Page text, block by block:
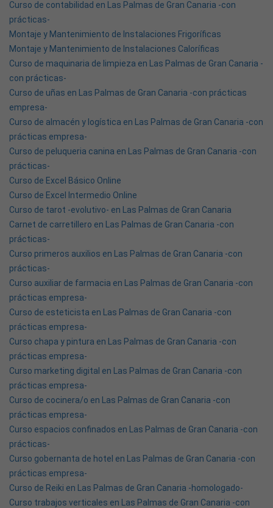
Curso de contabilidad en Las Palmas de Gran Canaria -con
prácticas-
Montaje y Mantenimiento de Instalaciones Frigoríficas
Montaje y Mantenimiento de Instalaciones Caloríficas
Curso de maquinaria de limpieza en Las Palmas de Gran Canaria -
con prácticas-
Curso de uñas en Las Palmas de Gran Canaria -con prácticas
empresa-
Curso de almacén y logística en Las Palmas de Gran Canaria -con
prácticas empresa-
Curso de peluqueria canina en Las Palmas de Gran Canaria -con
prácticas-
Curso de Excel Básico Online
Curso de Excel Intermedio Online
Curso de tarot -evolutivo- en Las Palmas de Gran Canaria
Carnet de carretillero en Las Palmas de Gran Canaria -con
prácticas-
Curso primeros auxilios en Las Palmas de Gran Canaria -con
prácticas-
Curso auxiliar de farmacia en Las Palmas de Gran Canaria -con
prácticas empresa-
Curso de esteticista en Las Palmas de Gran Canaria -con
prácticas empresa-
Curso chapa y pintura en Las Palmas de Gran Canaria -con
prácticas empresa-
Curso marketing digital en Las Palmas de Gran Canaria -con
prácticas empresa-
Curso de cocinera/o en Las Palmas de Gran Canaria -con
prácticas empresa-
Curso espacios confinados en Las Palmas de Gran Canaria -con
prácticas-
Curso gobernanta de hotel en Las Palmas de Gran Canaria -con
prácticas empresa-
Curso de Reiki en Las Palmas de Gran Canaria -homologado-
Curso trabajos verticales en Las Palmas de Gran Canaria -con